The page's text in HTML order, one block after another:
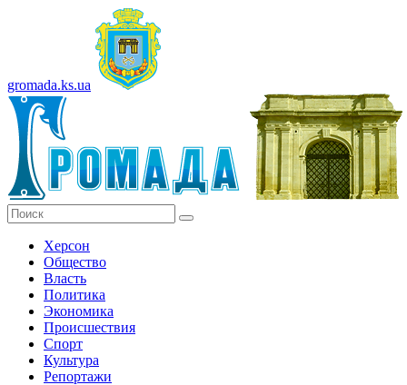
gromada.ks.ua
Херсон
Общество
Власть
Политика
Экономика
Происшествия
Спорт
Культура
Репортажи